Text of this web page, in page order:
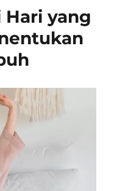
Hari yang